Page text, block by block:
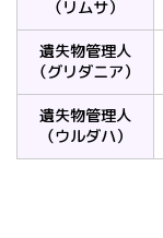
（リムサ）
遺失物管理人
（グリダニア）
遺失物管理人
（ウルダハ）